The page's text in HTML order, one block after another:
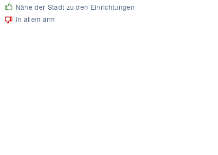
Nähe der Stadt zu den Einrichtungen
In allem arm